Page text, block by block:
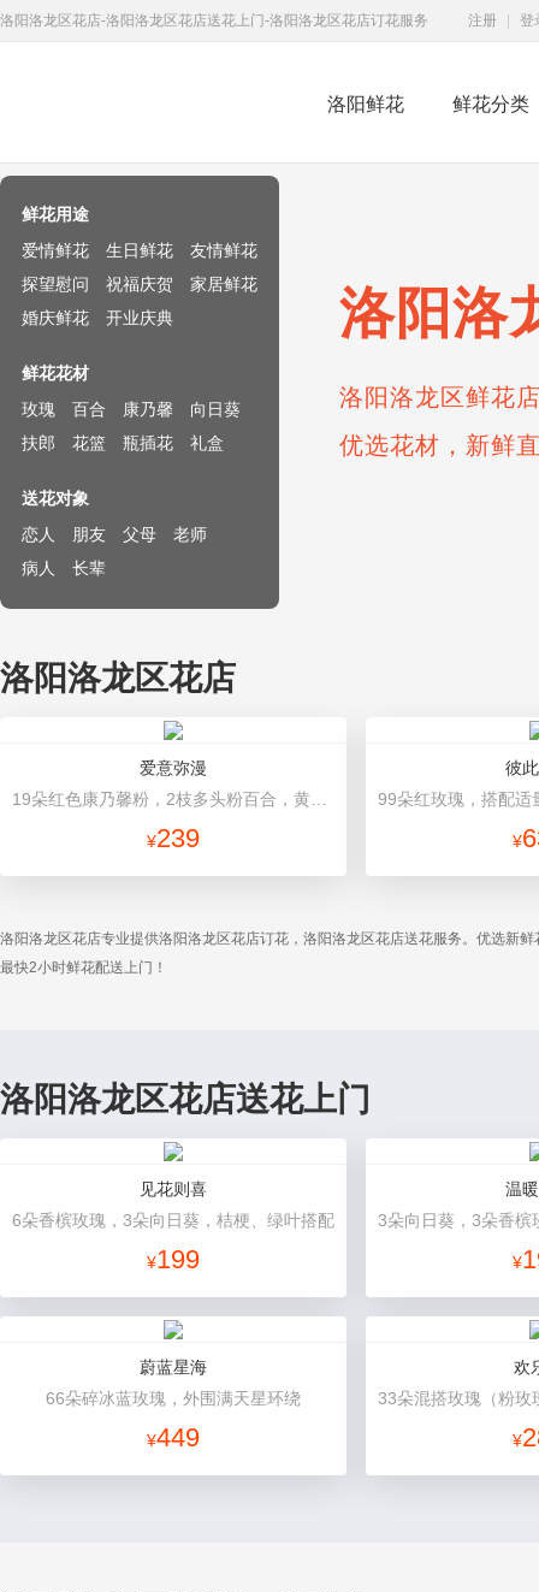
洛阳洛龙区花店-洛阳洛龙区花店送花上门-洛阳洛龙区花店订花服务 注册 登
洛阳鲜花 鲜花分类
洛阳洛
洛阳洛龙区鲜花
优选花材，新鲜
鲜花用途
爱情鲜花
生日鲜花
友情鲜花
探望慰问
祝福庆贺
家居鲜花
婚庆鲜花
开业庆典
鲜花花材
玫瑰
百合 康乃馨
向日葵
扶郎
花篮 瓶插花 礼盒
送花对象
恋人
朋友 父母
老师
病人
长辈
洛阳洛龙区花店
爱意弥漫
¥239
彼
¥
洛阳洛龙区花店专业提供洛阳洛龙区花店订花，洛阳洛龙区花店送花服务。优选新
最快2小时鲜花配送上门！
洛阳洛龙区花店送花上门
见花则喜
6朵香槟玫瑰，3朵向日葵，桔梗、绿叶搭配
¥199
温
¥
蔚蓝星海
66朵碎冰蓝玫瑰，外围满天星环绕
¥449
欢
¥